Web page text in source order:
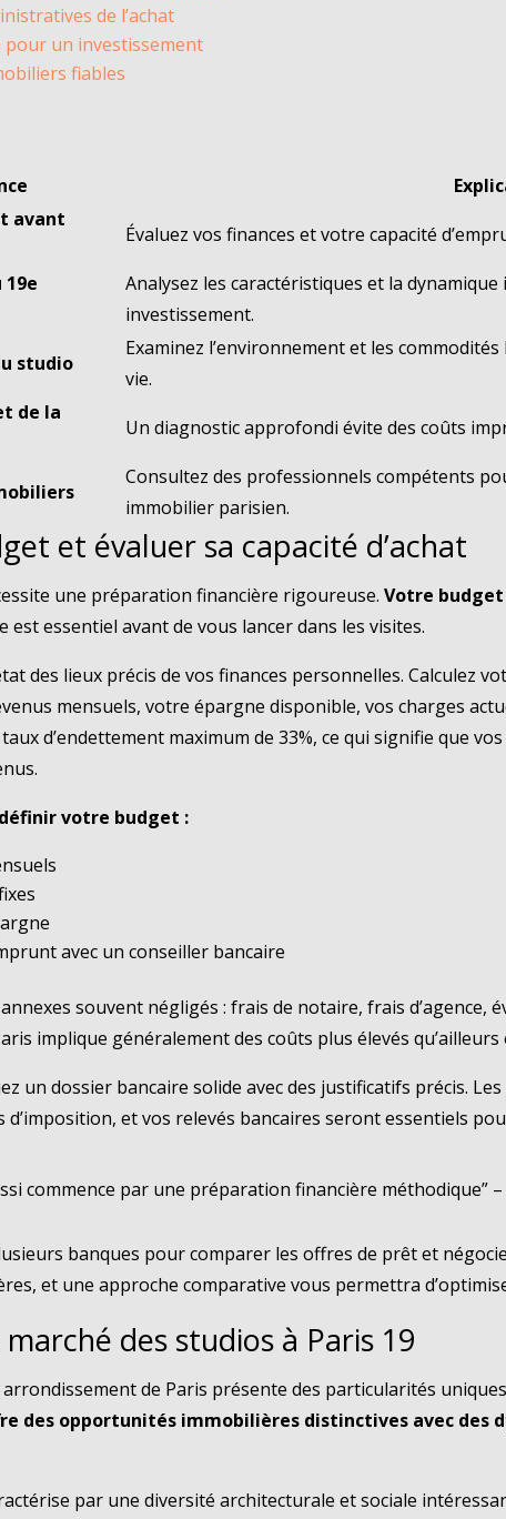
de l’achat
pour un investissement
fiables
avant
Évaluez vos finances et votre capacité
Analysez les caractéristiques et la
investissement.
studio
Examinez l’environnement et les
vie.
de la
Un diagnostic approfondi évite des coûts
Consultez des professionnels compétents
immobilier parisien.
et évaluer sa capacité d’achat
une préparation financière rigoureuse.Votre
est essentiel avant de vous lancer dans les visites.
des lieux précis de vos finances personnelles. Calculez
mensuels, votre épargne disponible, vos charges
d’endettement maximum de 33%, ce qui signifie que
votre budget :
avec un conseiller bancaire
souvent négligés : frais de notaire, frais d’agence,
implique généralement des coûts plus élevés qu’ailleurs
un dossier bancaire solide avec des justificatifs précis.
d’imposition, et vos relevés bancaires seront essentiels
commence par une préparation financière méthodique”
banques pour comparer les offres de prêt et
et une approche comparative vous permettra
des studios à Paris 19
de Paris présente des particularités
des opportunités immobilières distinctives avec des
par une diversité architecturale et sociale